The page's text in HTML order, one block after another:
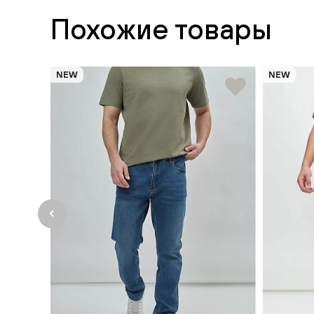
Похожие товары
NEW NEW